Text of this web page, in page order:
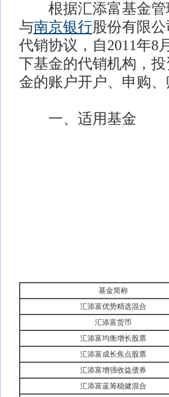
根据汇添富基金管
与南京银行股份有限
代销协议，自2011年8
下基金的代销机构，
金的账户开户、申购、
一、适用基金
基金简称
汇添富优势精选混合
汇添富货币
汇添富均衡增长股票
汇添富成长焦点股票
汇添富增强收益债券
汇添富蓝筹稳健混合